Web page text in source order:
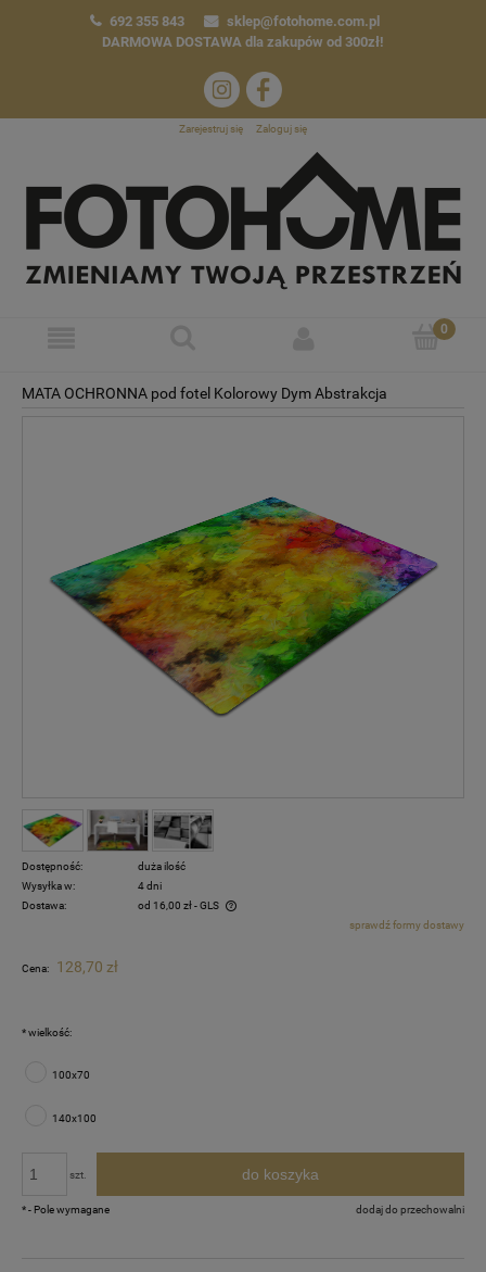
692 355 843
sklep@fotohome.com.pl
DARMOWA DOSTAWA dla zakupów od 300zł!
Zarejestruj się Zaloguj się
MATA OCHRONNA pod fotel Kolorowy Dym Abstrakcja
Dostępność:
duża ilość
Wysyłka w:
4 dni
Dostawa:
od 16,00 zł- GLS
Cena nie zawiera ewentualnych kosztów płatnościsprawdź formy dostawy
Cena: 128,70 zł
*wielkość:
100x70
140x100
szt. do koszyka
dodaj do przechowalni
*- Pole wymagane